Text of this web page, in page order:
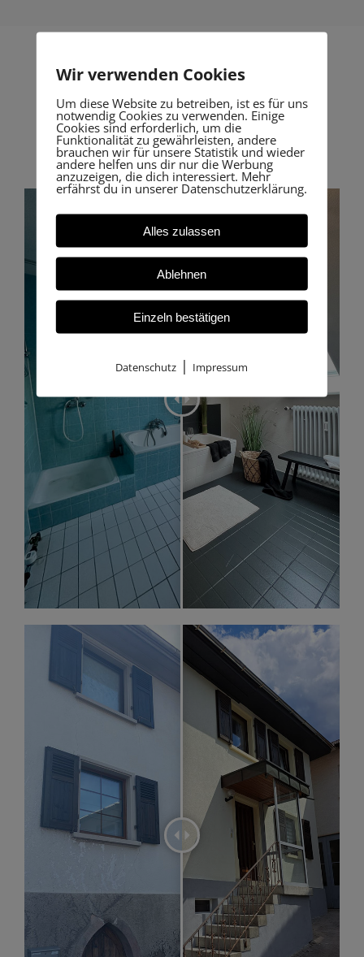
Unsere Resultate
lassen sich sehen.
Wir verwenden Cookies
Um diese Website zu betreiben, ist es für uns
notwendig Cookies zu verwenden. Einige
Cookies sind erforderlich, um die
Funktionalität zu gewährleisten, andere
brauchen wir für unsere Statistik und wieder
andere helfen uns dir nur die Werbung
anzuzeigen, die dich interessiert. Mehr
erfährst du in unserer Datenschutzerklärung.
Alles zulassen
Ablehnen
Einzeln bestätigen
Datenschutz | Impressum